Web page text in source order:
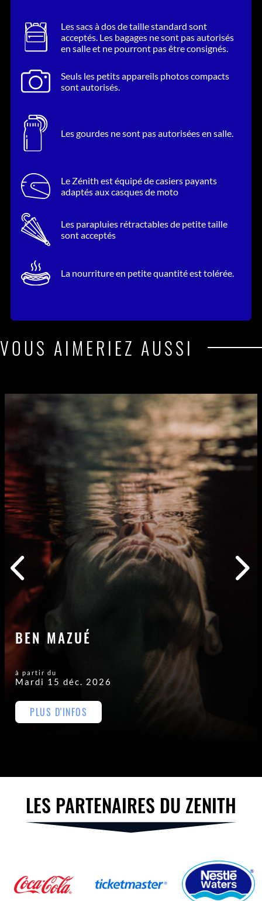
Les sacs à dos de taille standard sont
acceptés. Les bagages ne sont pas autorisés
en salle et ne pourront pas être consignés.
Seuls les petits appareils photos compacts
sont autorisés.
Les gourdes ne sont pas autorisées en salle.
Le Zénith est équipé de casiers payants
adaptés aux casques de moto
Les parapluies rétractables de petite taille
sont acceptés
La nourriture en petite quantité est tolérée.
VOUS AIMERIEZ AUSSI
BEN MAZUÉ
à partir du
Mardi 15 déc. 2026
PLUS D'INFOS
LES PARTENAIRES DU ZENITH